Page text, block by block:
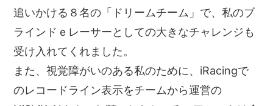
追いかける８名の「ドリームチーム」で、私のブ
ラインドｅレーサーとしての大きなチャレンジも
受け入れてくれました。
また、視覚障がいのある私のために、iRacingで
のレコードライン表示をチームから運営の